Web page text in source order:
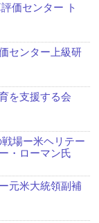
価センター ト
センター上級研
を支援する会
場ー米ヘリテー
・ローマン氏
元米大統領副補